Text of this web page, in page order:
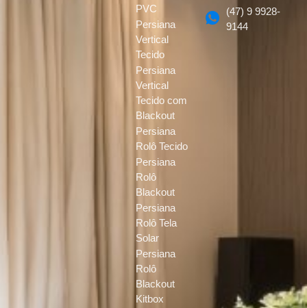
PVC
Persiana
Vertical
Tecido
Persiana
Vertical
Tecido com
Blackout
Persiana
Rolô Tecido
Persiana
Rolô
Blackout
Persiana
Rolô Tela
Solar
Persiana
Rolô
Blackout
Kitbox
(47) 9 9928-
9144